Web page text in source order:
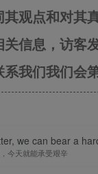
观点和对其
信息，访客
我们我们会
we can bear a
今天就能承受艰辛